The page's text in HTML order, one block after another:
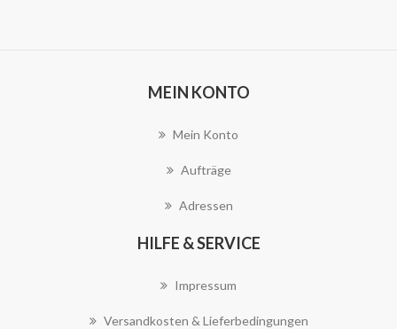
MEIN KONTO
Mein Konto
Aufträge
Adressen
HILFE & SERVICE
Impressum
Versandkosten & Lieferbedingungen